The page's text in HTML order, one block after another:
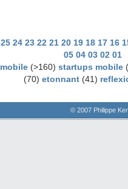
25 24 23 22 21 20 19 18 17 16
05 04 03 02 01
mobile(>160) startups mobile
(70) etonnant (41)
© 2007 Philippe